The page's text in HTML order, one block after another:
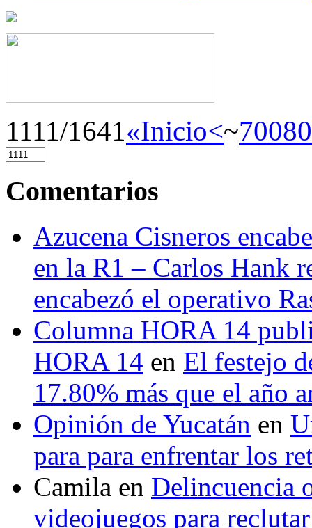
1111/1641«Inicio<~700
Comentarios
Azucena Cisneros
en la R1 – Carlos Hank
encabezó el operativo
Columna HORA 14
HORA 14 en El festejo
17.80% más que el año
Opinión de Yucatán en
para para enfrentar los
Camila en Delincuencia
videojuegos para